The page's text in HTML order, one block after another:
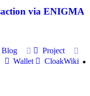
via ENIGMA
Blog
Project
Wallet
CloakWiki